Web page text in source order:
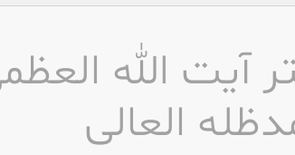
آیت الله
العالی